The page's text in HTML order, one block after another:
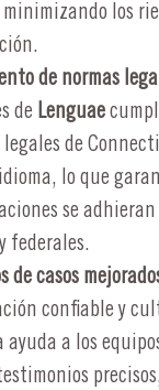
los
de normas
de Lenguae
de
lo que
se
federales.
de casos
confiable y
a los